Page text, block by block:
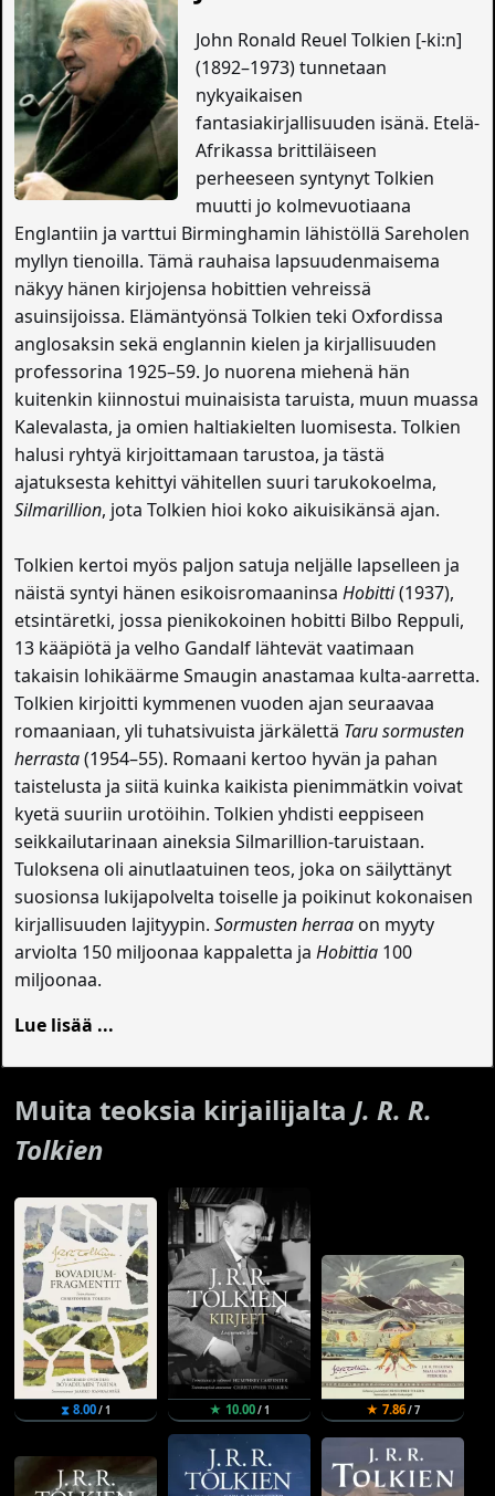
John Ronald Reuel Tolkien [-ki:n]
(1892–1973) tunnetaan
nykyaikaisen
fantasiakirjallisuuden isänä. Etelä-
Afrikassa brittiläiseen
perheeseen syntynyt Tolkien
muutti jo kolmevuotiaana
Englantiin ja varttui Birminghamin lähistöllä Sareholen
myllyn tienoilla. Tämä rauhaisa lapsuudenmaisema
näkyy hänen kirjojensa hobittien vehreissä
asuinsijoissa. Elämäntyönsä Tolkien teki Oxfordissa
anglosaksin sekä englannin kielen ja kirjallisuuden
professorina 1925–59. Jo nuorena miehenä hän
kuitenkin kiinnostui muinaisista taruista, muun muassa
Kalevalasta, ja omien haltiakielten luomisesta. Tolkien
halusi ryhtyä kirjoittamaan tarustoa, ja tästä
ajatuksesta kehittyi vähitellen suuri tarukokoelma,
Silmarillion, jota Tolkien hioi koko aikuisikänsä ajan.
Tolkien kertoi myös paljon satuja neljälle lapselleen ja
näistä syntyi hänen esikoisromaaninsaHobitti(1937),
etsintäretki, jossa pienikokoinen hobitti Bilbo Reppuli,
13 kääpiötä ja velho Gandalf lähtevät vaatimaan
takaisin lohikäärme Smaugin anastamaa kulta-aarretta.
Tolkien kirjoitti kymmenen vuoden ajan seuraavaa
romaaniaan, yli tuhatsivuista järkälettä Taru sormusten
herrasta(1954–55). Romaani kertoo hyvän ja pahan
taistelusta ja siitä kuinka kaikista pienimmätkin voivat
kyetä suuriin urotöihin. Tolkien yhdisti eeppiseen
seikkailutarinaan aineksia Silmarillion-taruistaan.
Tuloksena oli ainutlaatuinen teos, joka on säilyttänyt
suosionsa lukijapolvelta toiselle ja poikinut kokonaisen
kirjallisuuden lajityypin.Sormusten herraaon myyty
arviolta 150 miljoonaa kappaletta jaHobittia 100
miljoonaa.
Lue lisää ...
Muita teoksia kirjailijalta J. R. R.
Tolkien
⧗ 8.00/ 1 ★ 10.00/ 1 ★ 7.86/ 7